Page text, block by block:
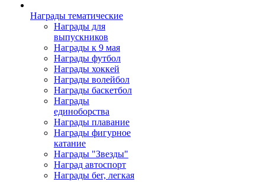
Награды тематические
Награды для
выпускников
Награды к 9 мая
Награды футбол
Награды хоккей
Награды волейбол
Награды баскетбол
Награды
единоборства
Награды плавание
Награды фигурное
катание
Награды "Звезды"
Наград автоспорт
Награды бег, легкая